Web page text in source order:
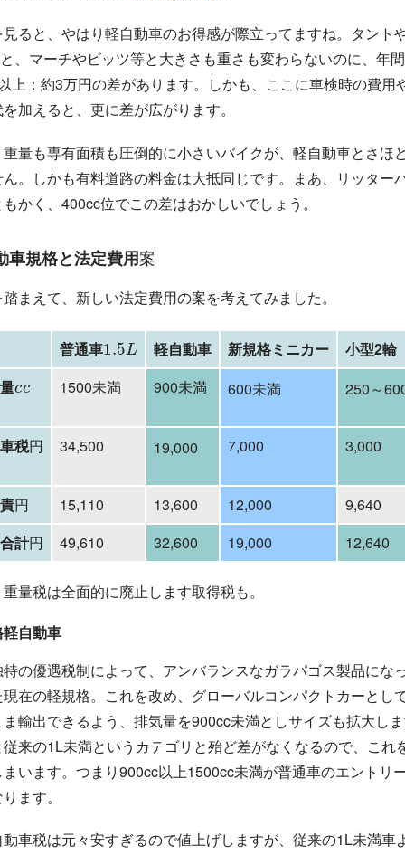
ると、やはり軽自動車のお得感が際立ってますね。タント
、マーチやビッツ等と大きさも重さも変わらないのに、年
上：約3万円の差があります。しかも、ここに車検時の費用
加えると、更に差が広がります。
量も専有面積も圧倒的に小さいバイクが、軽自動車とさほ
。しかも有料道路の料金は大抵同じです。まあ、リッター
かく、400cc位でこの差はおかしいでしょう。
車規格と法定費用案
案
まえて、新しい法定費用の案を考えてみました。
普通車
1.5L
軽自動車 新規格ミニカー
小型2輪
cc
1500未満 900未満 600未満 250～
税円
円
34,500 19,000 7,000 3,000
円
円
15,110 13,600 12,000
9,640
計 円
円
49,610 32,600 19,000 12,640
量税は全面的に廃止します取 得税 も
。
自動車
の優遇税制によって、アンバランスなガラパゴス製品にな
在の軽規格。これを改め、グローバルコンパクトカーとし
輸出できるよう、排気量を900cc未満としサイズも拡大し
来の1L未満というカテゴリと殆ど差がなくなるので、これ
います。つまり900cc以上1500cc未満が普通車のエントリ
ます。
車税は元々安すぎるので値上げしますが、従来の1L未満車